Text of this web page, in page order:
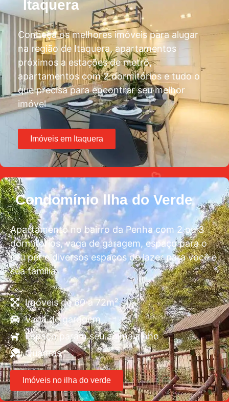
Itaquera
Conheça os melhores imóveis para alugar
na região de Itaquera, apartamentos
próximos a estações de metrô,
apartamentos com 2 dormitórios e tudo o
que precisa para encontrar seu melhor
imóvel
Imóveis em Itaquera
Condomínio llha do Verde
Apartamento no bairro da Penha com 2 ou 3
dormitórios, vaga de garagem, espaço para o
seu pet e diversos espaços de lazer para você e
sua família
Imóveis de 60 a 72m²
Vaga de garagem
Espaço para o seu animalzinho
Quadras
Imóveis no ilha do verde